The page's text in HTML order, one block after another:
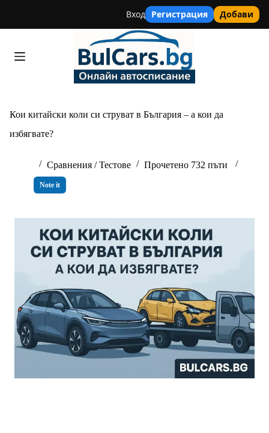
Вход Регистрация Добави
Кои китайски коли си струват в България – а кои да
избягвате?
Сравнения / Тестове Прочетено 732 пъти
Note it